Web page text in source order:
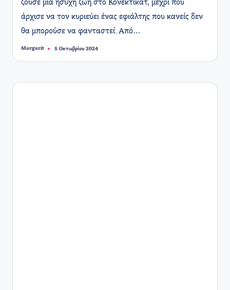
ζούσε μια ήσυχη ζωή στο Κονέκτικατ, μέχρι που
άρχισε να τον κυριεύει ένας εφιάλτης που κανείς δεν
θα μπορούσε να φανταστεί. Από…
Συγγραφέας:
Margarit 5 Οκτωβρίου 2024